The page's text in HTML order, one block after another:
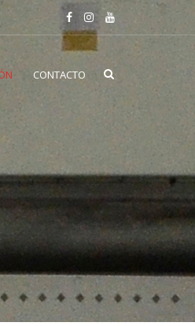
CONTACTO